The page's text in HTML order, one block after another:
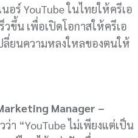
อร์ YouTube ในไทยให้ครีเอ
วขึ้น เพื่อเปิดโอกาสให้ครีเอ
ลี่ยนความหลงใหลของตนให้
Manager –
ว่า “YouTube ไม่เพียงแต่เป็น